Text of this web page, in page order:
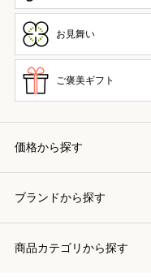
お見舞い
ご褒美ギフト
価格から探す
ブランドから探す
商品カテゴリから探す